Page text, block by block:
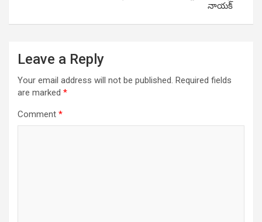
నాయక్
Leave a Reply
Your email address will not be published. Required fields
are marked *
Comment *